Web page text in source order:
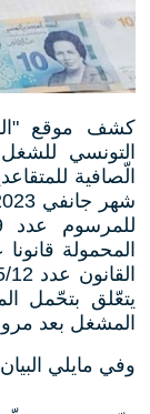
كشف موقع
التونسي
الّصافية
يتعّلق بتحّمل
المشغل بعد مرور 36
وفي مايلي